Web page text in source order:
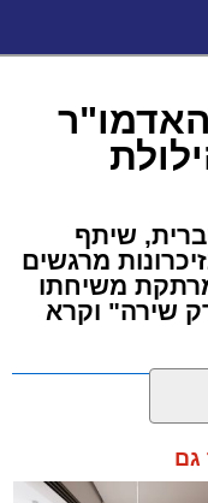
שיתף
מרגשים
משיחתו
שירה" וקרא
גם